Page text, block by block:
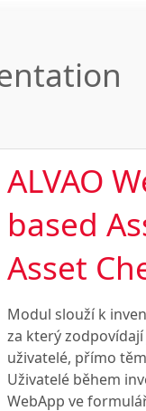
ALVAO
based
Asset
Modul slouží k
za který
uživatelé, přímo
Uživatelé během
WebApp ve